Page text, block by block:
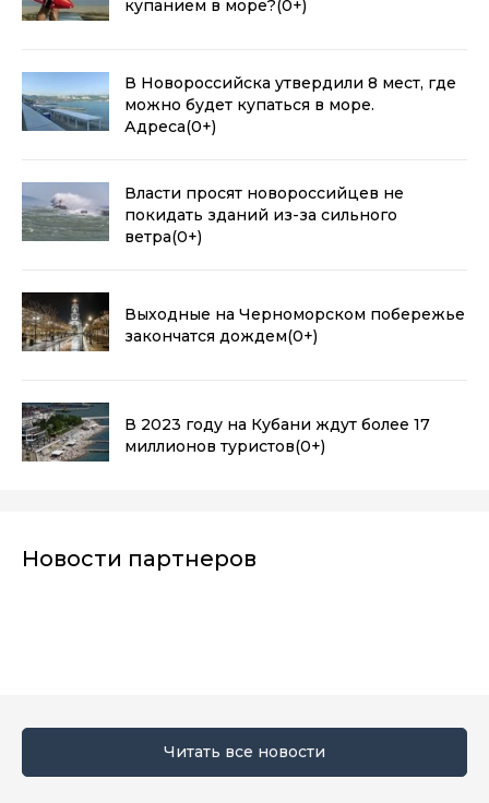
купанием в море?(0+)
В Новороссийска утвердили 8 мест, где
можно будет купаться в море.
Адреса(0+)
Власти просят новороссийцев не
покидать зданий из-за сильного
ветра(0+)
Выходные на Черноморском побережье
закончатся дождем(0+)
В 2023 году на Кубани ждут более 17
миллионов туристов(0+)
Новости партнеров
Читать все новости